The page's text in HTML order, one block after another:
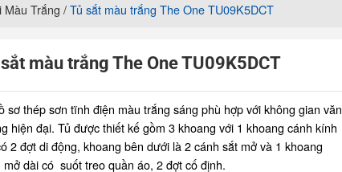
Trắng /Tủ sắt màu trắng The One TU09K5DCT
màu trắng The One TU09K5DCT
sơ thép sơn tĩnh điện màu trắng sáng phù hợp với không gian văn
hiện đại. Tủ được thiết kế gồm 3 khoang với 1 khoang cánh kính
2 đợt di động, khoang bên dưới là 2 cánh sắt mở và 1 khoang
mở dài có suốt treo quần áo, 2 đợt cố định.